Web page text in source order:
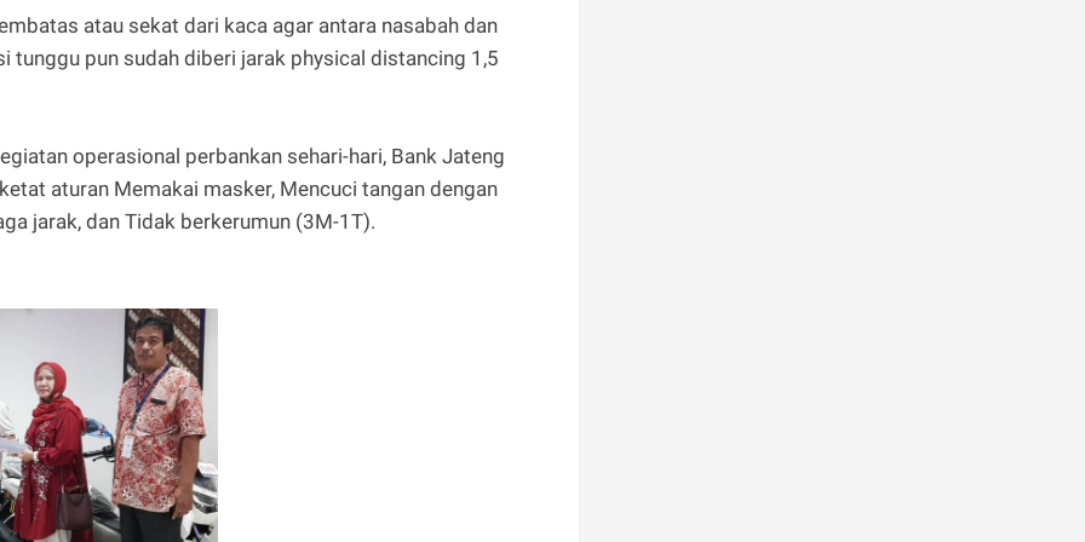
atau sekat dari kaca agar antara nasabah dan
tunggu pun sudah diberi jarak physical distancing 1,5
operasional perbankan sehari-hari, Bank Jateng
aturan Memakai masker, Mencuci tangan dengan
jarak, dan Tidak berkerumun (3M-1T).